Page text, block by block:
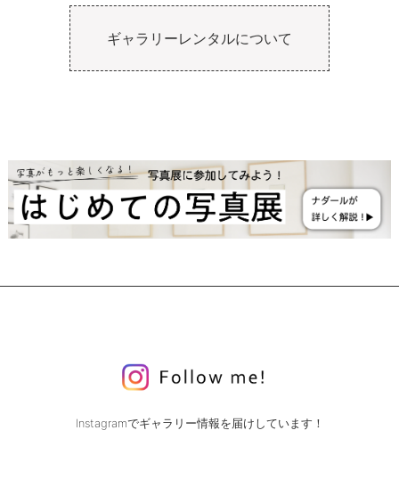
ギャラリーレンタルについて
Instagramでギャラリー情報を届けしています！